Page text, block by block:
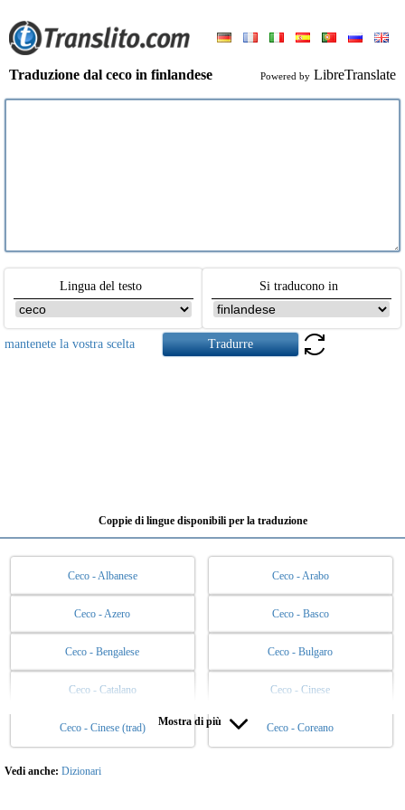
Traduzione dal ceco in finlandese Powered by LibreTranslate
Lingua del testo Si traducono in
mantenete la vostra scelta
Coppie di lingue disponibili per la traduzione
Ceco - Albanese Ceco - Arabo
Ceco - Azero Ceco - Basco
Ceco - Bengalese Ceco - Bulgaro
Ceco - Catalano Ceco - Cinese
Ceco - Cinese (trad) Ceco - Coreano
Ceco - Danese Ceco - Ebraico
Ceco - Esperanto
Mostra di più
Vedi anche: Dizionari